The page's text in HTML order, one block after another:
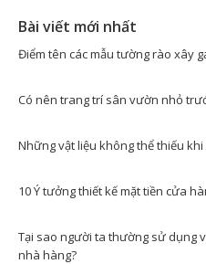
Bài viết mới nhất
Điểm tên các mẫu tường rào xây
Có nên trang trí sân vườn nhỏ
Những vật liệu không thể thiếu
10 Ý tưởng thiết kế mặt tiền cửa
Tại sao người ta thường sử dụng
nhà hàng?